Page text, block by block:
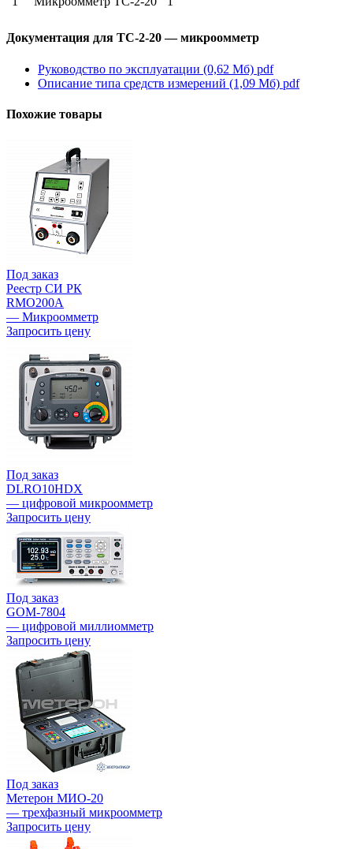
Документация для ТС-2-20 — микроомметр
Руководство по эксплуатации (0,62 Мб) pdf
Описание типа средств измерений (1,09 Мб) pdf
Похожие товары
Под заказ
Реестр СИ РК
RMO200A
— Микроомметр
Запросить цену
Под заказ
DLRO10HDX
— цифровой микроомметр
Запросить цену
Под заказ
GOM-7804
— цифровой миллиомметр
Запросить цену
Под заказ
Метерон МИО-20
— трехфазный микроомметр
Запросить цену